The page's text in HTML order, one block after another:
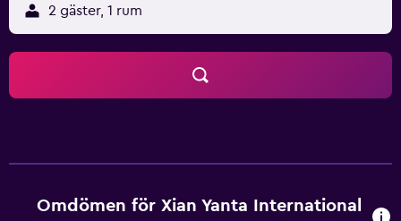
2 gäster, 1 rum
Omdömen för Xian Yanta International